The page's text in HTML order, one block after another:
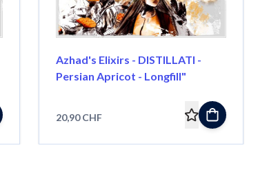
Azhad's Elixirs - DISTILLATI -
Persian Apricot - Longfill"
20,90 CHF